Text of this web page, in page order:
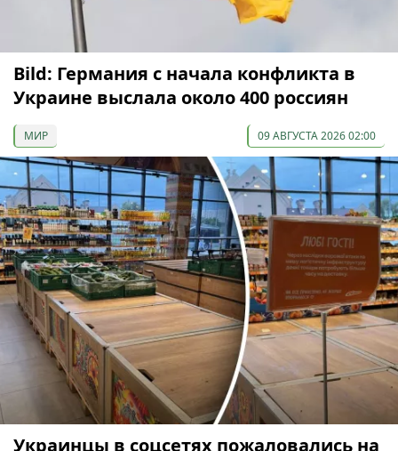
Bild: Германия с начала конфликта в
Украине выслала около 400 россиян
МИР 09 АВГУСТА 2026 02:00
Украинцы в соцсетях пожаловались на